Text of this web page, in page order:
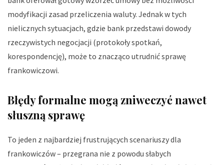
modyfikacji zasad przeliczenia waluty. Jednak w tych
nielicznych sytuacjach, gdzie bank przedstawi dowody
rzeczywistych negocjacji (protokoły spotkań,
korespondencję), może to znacząco utrudnić sprawę
frankowiczowi.
Błędy formalne mogą zniweczyć nawet
słuszną sprawę
To jeden z najbardziej frustrujących scenariuszy dla
frankowiczów – przegrana nie z powodu słabych